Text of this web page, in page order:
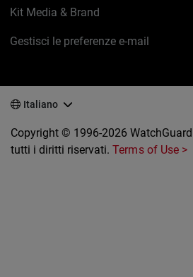
Kit Media & Brand
Gestisci le preferenze e-mail
Italiano
Copyright © 1996-2026
tutti i diritti riservati.Terms of Use >